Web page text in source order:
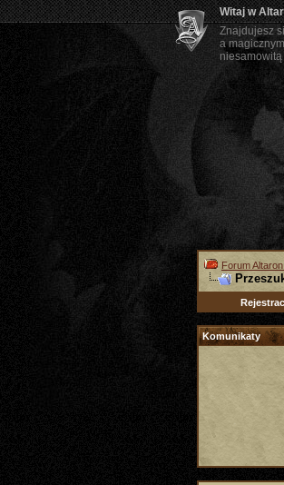
Witaj w
Znajdujesz
a
Forum
Komunikaty